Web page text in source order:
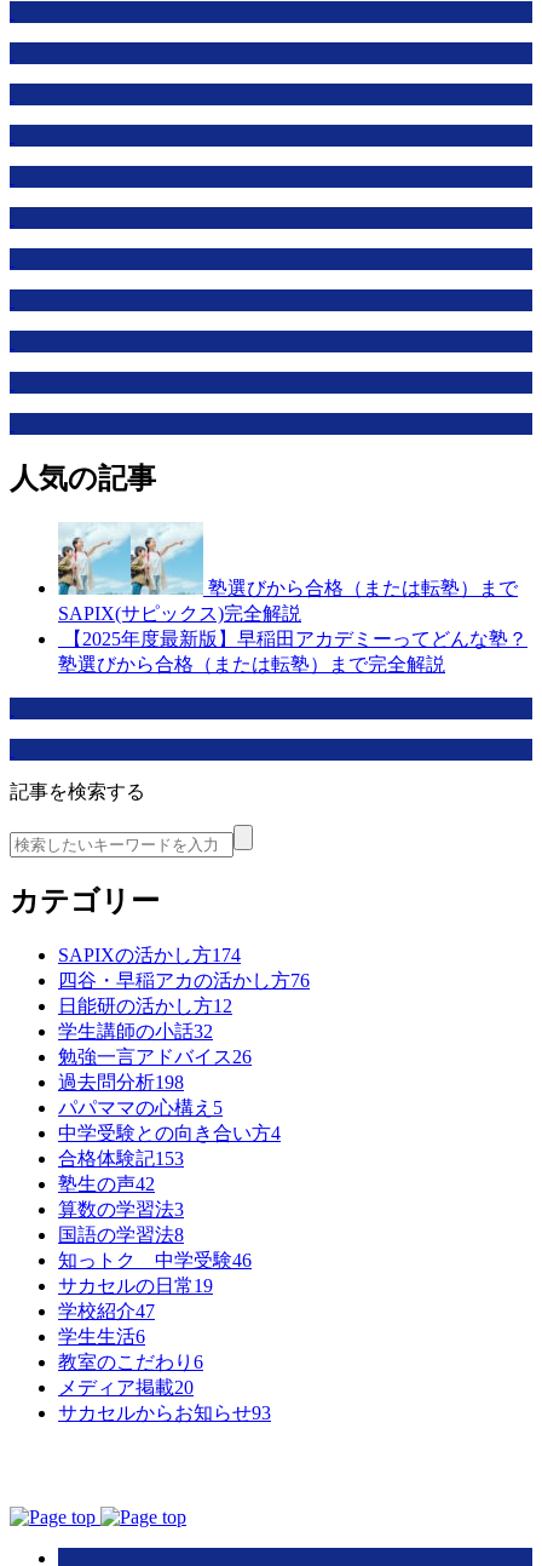
人気の記事
塾選びから合格（または転塾）まで
SAPIX(サピックス)完全解説
【2025年度最新版】早稲田アカデミーってどんな塾？
塾選びから合格（または転塾）まで完全解説
記事を検索する
カテゴリー
SAPIXの活かし方174
四谷・早稲アカの活かし方76
日能研の活かし方12
学生講師の小話32
勉強一言アドバイス26
過去問分析198
パパママの心構え 5
中学受験との向き合い方4
合格体験記153
塾生の声42
算数の学習法3
国語の学習法8
知っトク 中学受験46
サカセルの日常19
学校紹介47
学生生活6
教室のこだわり 6
メディア掲載20
サカセルからお知らせ93